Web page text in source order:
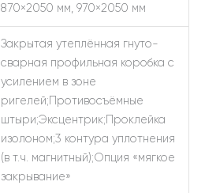
870×2050 мм, 970×2050 мм
Закрытая утеплённая гнуто-
сварная профильная коробка с
усилением в зоне
ригелей;Противосъёмные
штыри;Эксцентрик;Проклейка
изолоном;3 контура уплотнения
(в т.ч. магнитный);Опция «мягкое
закрывание»